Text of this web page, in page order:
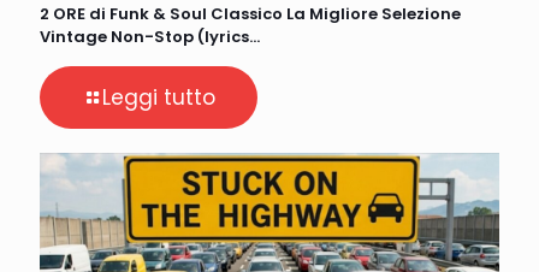
2 ORE di Funk & Soul Classico La Migliore Selezione
Vintage Non-Stop (lyrics…
Leggi tutto